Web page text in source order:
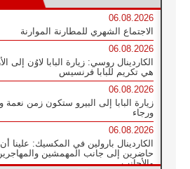
06.08.2026
الاجتماع الشهري للمطارنة الموارنة
06.08.2026
الكاردينال روسي: زيارة البابا لاوُن إلى
هي تكريم للبابا فرنسيس
06.08.2026
زيارة البابا إلى البيرو ستكون زمن نعمة
ورجاء
06.08.2026
الكاردينال بارولين في المكسيك: علينا
حاضرين إلى جانب المهمشين
والأجانب